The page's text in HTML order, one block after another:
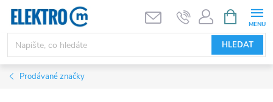
Přejít
obsah
HLEDAT
NÁKUPNÍ
KOŠÍK
Prodávané značky